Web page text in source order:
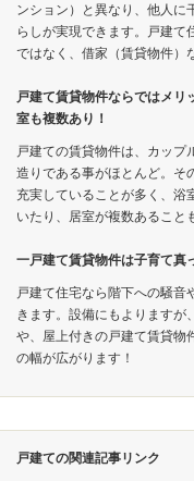
ンション）と異なり、他人に
らしが実現できます。戸建て
ではなく、借家（賃貸物件）
戸建て賃貸物件ならではメリ
室も複数あり！
戸建ての賃貸物件は、カップ
造りである事がほとんど。そ
充実していることが多く、浴
いたり、居室が複数あること
一戸建て賃貸物件は子育て真
戸建て住宅なら階下への騒音
きます。設備にもよりますが
や、屋上付きの戸建て賃貸物
の幅が広がります！
戸建ての関連記事リンク